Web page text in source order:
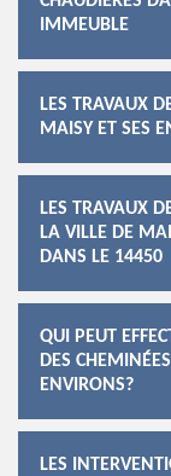
IMMEUBLE
LES TRAVAUX
MAISY ET SES
LES TRAVAUX
LA VILLE DE
DANS LE 14450
QUI PEUT
DES
ENVIRONS?
LES